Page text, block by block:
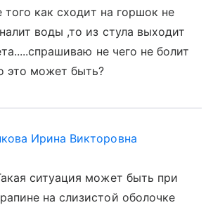
того как сходит на горшок не
воды ,то из стула выходит
не чего не болит
это может быть?
Ирина Викторовна
ситуация может быть при
на слизистой оболочке